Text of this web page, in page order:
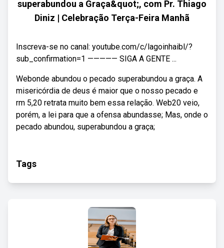
superabundou a Graça&quot;, com Pr. Thiago
Diniz | Celebração Terça-Feira Manhã
Inscreva-se no canal: youtube.com/c/lagoinhaibl/?
sub_confirmation=1 ————— SIGA A GENTE ...
Webonde abundou o pecado superabundou a graça. A
misericórdia de deus é maior que o nosso pecado e
rm 5,20 retrata muito bem essa relação. Web20 veio,
porém, a lei para que a ofensa abundasse; Mas, onde o
pecado abundou, superabundou a graça;
Tags